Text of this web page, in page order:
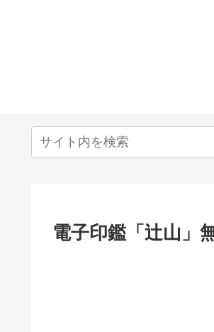
電子印鑑「辻山」